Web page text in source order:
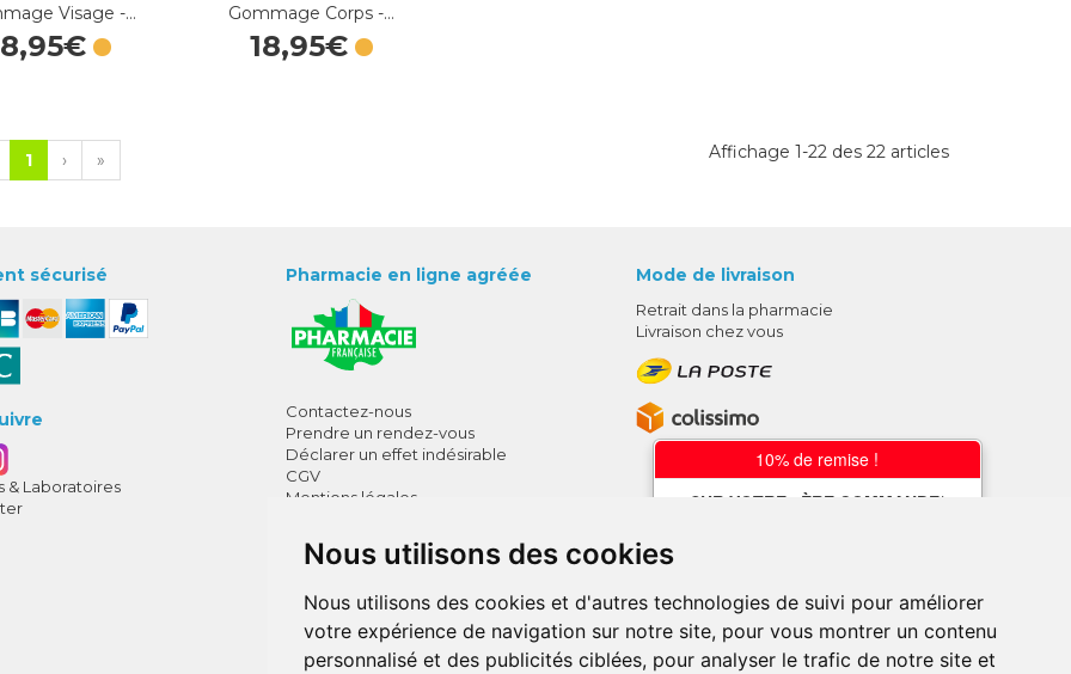
Nous utilisons des cookies
Nous utilisons des cookies et d'autres technologies de suivi pour améliorer
votre expérience de navigation sur notre site, pour vous montrer un contenu
personnalisé et des publicités ciblées, pour analyser le trafic de notre site et
Visage -…
,95€
Gommage Corps -…
18,95€
1 › » Affichage 1-22 des 22 articles
sécurisé
& Laboratoires
Pharmacie en ligne agréée
Contactez-nous
Prendre un rendez-vous
Déclarer un effet indésirable
CGV
Mentions légales
Cookies
Mes préférences Cookies
Annuaire des pharmacies
Mode de livraison
Retrait dans la pharmacie
Livraison chez vous
10% de remise !
SUR VOTRE 1ÈRE COMMANDE*
* sans minimum d'achat , hors
médicaments et produits en offre,
utilisez le code au moment de la